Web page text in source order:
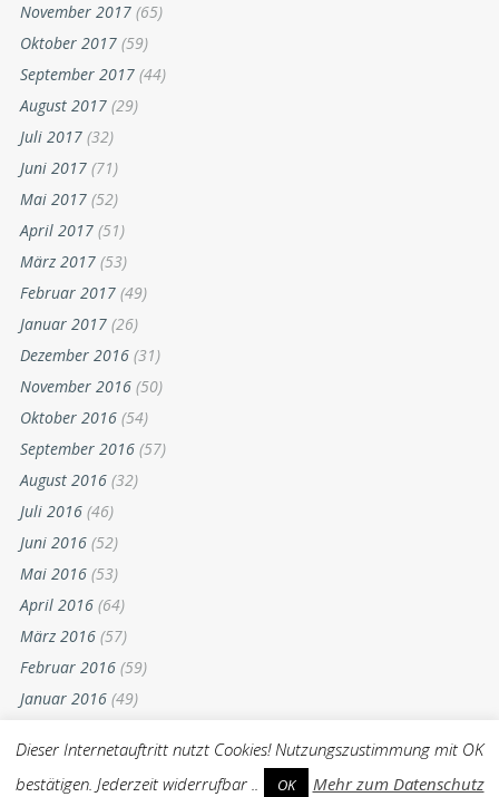
November 2017 (65)
Oktober 2017 (59)
September 2017 (44)
August 2017 (29)
Juli 2017 (32)
Juni 2017 (71)
Mai 2017 (52)
April 2017 (51)
März 2017 (53)
Februar 2017 (49)
Januar 2017 (26)
Dezember 2016 (31)
November 2016 (50)
Oktober 2016 (54)
September 2016 (57)
August 2016 (32)
Juli 2016 (46)
Juni 2016 (52)
Mai 2016 (53)
April 2016 (64)
März 2016 (57)
Februar 2016 (59)
Januar 2016 (49)
November 2015(55)
Oktober 2015(54)
Dieser Internetauftritt nutzt Cookies! Nutzungszustimmung mit OK
bestätigen. Jederzeit widerrufbar ..
OK Mehr zum Datenschutz